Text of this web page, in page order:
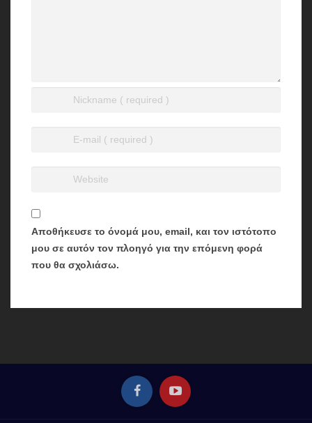
Αποθήκευσε το όνομά μου, email, και τον ιστότοπο
μου σε αυτόν τον πλοηγό για την επόμενη φορά
που θα σχολιάσω.